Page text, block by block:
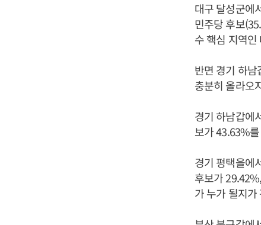
대구 달성군에
민주당 후보
수 핵심 지역
반면 경기 하
충분히 올라오
경기 하남갑에
보가 43.63%
경기 평택을에
후보가 29.42%,
가 누가 될지가